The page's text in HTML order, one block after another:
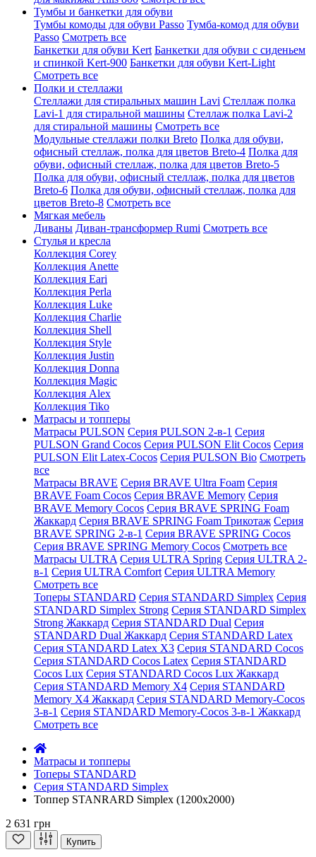
Тумбы и банкетки для обуви
Тумбы комоды для обуви Passo Тумба-комод для обуви
Passo Смотреть все
Банкетки для обуви Kert Банкетки для обуви с сиденьем
и спинкой Kert-900 Банкетки для обуви Kert-Light
Смотреть все
Полки и стеллажи
Стеллажи для стиральных машин Lavi Стеллаж полка
Lavi-1 для стиральной машины Стеллаж полка Lavi-2
для стиральной машины Смотреть все
Модульные стеллажи полки Breto Полка для обуви,
офисный стеллаж, полка для цветов Breto-4 Полка для
обуви, офисный стеллаж, полка для цветов Breto-5
Полка для обуви, офисный стеллаж, полка для цветов
Breto-6 Полка для обуви, офисный стеллаж, полка для
цветов Breto-8 Смотреть все
Мягкая мебель
Диваны Диван-трансформер Rumi Смотреть все
Стулья и кресла
Коллекция Corey
Коллекция Anette
Коллекция Eari
Коллекция Perla
Коллекция Luke
Коллекция Charlie
Коллекция Shell
Коллекция Style
Коллекция Justin
Коллекция Donna
Коллекция Magic
Коллекция Alex
Коллекция Tiko
Матрасы и топперы
Матрасы PULSON Серия PULSON 2-в-1 Серия
PULSON Grand Cocos Серия PULSON Elit Cocos Серия
PULSON Elit Latex-Cocos Серия PULSON Bio Смотреть
все
Матрасы BRAVE Серия BRAVE Ultra Foam Серия
BRAVE Foam Cocos Серия BRAVE Memory Серия
BRAVE Memory Cocos Серия BRAVE SPRING Foam
Жаккард Серия BRAVE SPRING Foam Трикотаж Серия
BRAVE SPRING 2-в-1 Серия BRAVE SPRING Cocos
Серия BRAVE SPRING Memory Cocos Смотреть все
Матрасы ULTRA Серия ULTRA Spring Серия ULTRA 2-
в-1 Серия ULTRA Comfort Серия ULTRA Memory
Смотреть все
Топеры STANDARD Серия STANDARD Simplex Серия
STANDARD Simplex Strong Серия STANDARD Simplex
Strong Жаккард Серия STANDARD Dual Серия
STANDARD Dual Жаккард Серия STANDARD Latex
Серия STANDARD Latex X3 Серия STANDARD Cocos
Серия STANDARD Cocos Latex Серия STANDARD
Cocos Lux Серия STANDARD Cocos Lux Жаккард
Серия STANDARD Memory X4 Серия STANDARD
Memory X4 Жаккард Серия STANDARD Memory-Cocos
3-в-1 Серия STANDARD Memory-Cocos 3-в-1 Жаккард
Смотреть все
Матрасы и топперы
Топеры STANDARD
Серия STANDARD Simplex
Топпер STANRARD Simplex (1200x2000)
2 631 грн
Купить